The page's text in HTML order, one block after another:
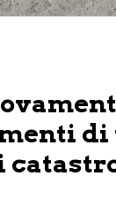
di